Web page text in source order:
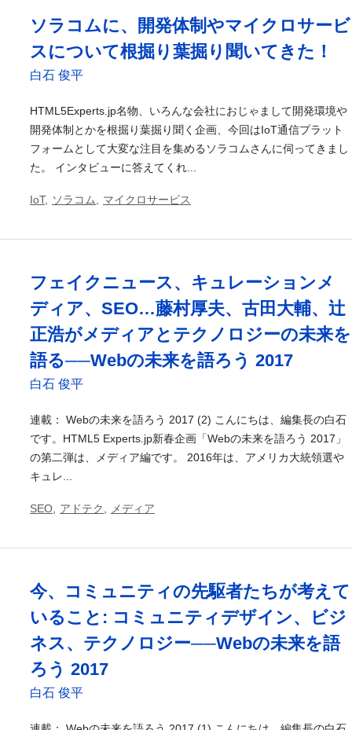
ソラコムに、開発体制やマイクロサービ
スについて根掘り葉掘り聞いてきた！
白石 俊平
HTML5Experts.jp名物、いろんな会社におじゃまして開発環境や
開発体制とかを根掘り葉掘り聞く企画、今回はIoT通信プラット
フォームとして大変な注目を集めるソラコムさんに伺ってきまし
た。 インタビューに答えてくれ...
IoT, ソラコム マイクロサービス
フェイクニュース、キュレーションメ
ディア、SEO…藤村厚夫、古田大輔、辻
正浩がメディアとテクノロジーの未来を
語る──Webの未来を語ろう 2017
白石 俊平
連載： Webの未来を語ろう 2017 (2) こんにちは、編集長の白石
です。HTML5 Experts.jp新春企画「Webの未来を語ろう 2017」
の第二弾は、メディア編です。 2016年は、アメリカ大統領選や
キュレ...
SEO アドテク メディア
今、コミュニティの先駆者たちが考えて
いること: コミュニティデザイン、ビジ
ネス、テクノロジー──Webの未来を語
ろう 2017
白石 俊平